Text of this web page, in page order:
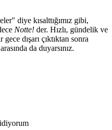
diye kısalttığımız gibi,
Notte! der. Hızlı, gündelik ve
dışarı çıktıktan sonra
da duyarsınız.